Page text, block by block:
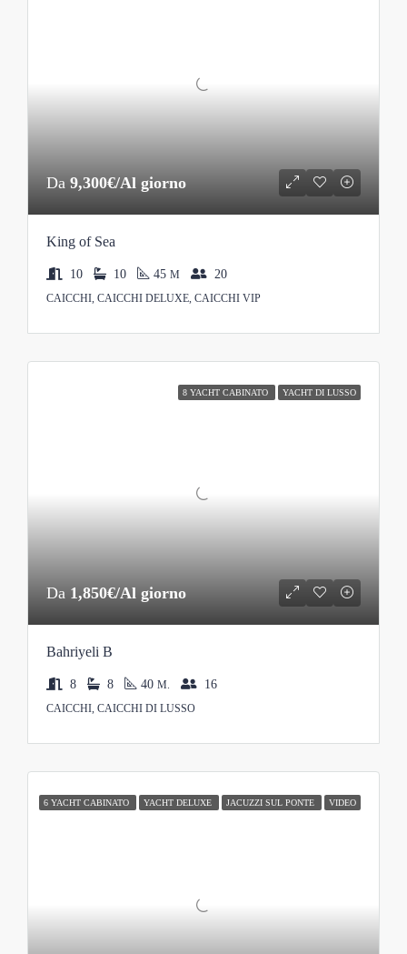
Da 9,300€/Al giorno
King of Sea
10 10 45 M 20
CAICCHI, CAICCHI DELUXE, CAICCHI VIP
8 YACHT CABINATO YACHT DI LUSSO
Da 1,850€/Al giorno
Bahriyeli B
8 8 40 M. 16
CAICCHI, CAICCHI DI LUSSO
6 YACHT CABINATO YACHT DELUXE JACUZZI SUL PONTE VIDEO